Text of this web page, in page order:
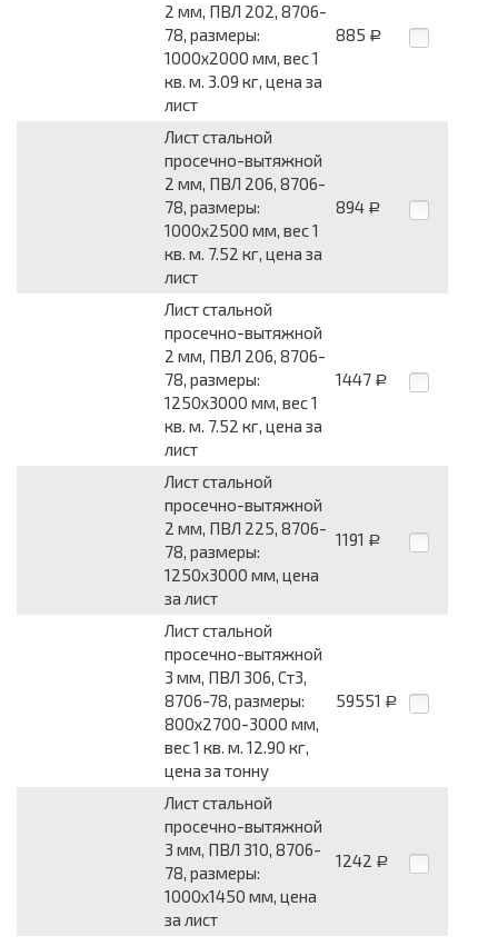
2 мм, ПВЛ 202, 8706-
78, размеры:
1000x2000 мм, вес 1
кв. м. 3.09 кг, цена за
лист
885 Р
Лист стальной
просечно-вытяжной
2 мм, ПВЛ 206, 8706-
78, размеры:
1000x2500 мм, вес 1
кв. м. 7.52 кг, цена за
лист
894 Р
Лист стальной
просечно-вытяжной
2 мм, ПВЛ 206, 8706-
78, размеры:
1250x3000 мм, вес 1
кв. м. 7.52 кг, цена за
лист
1447 Р
Лист стальной
просечно-вытяжной
2 мм, ПВЛ 225, 8706-
78, размеры:
1250x3000 мм, цена
за лист
1191 Р
Лист стальной
просечно-вытяжной
3 мм, ПВЛ 306, Ст3,
8706-78, размеры:
800x2700-3000 мм,
вес 1 кв. м. 12.90 кг,
цена за тонну
59551 Р
Лист стальной
просечно-вытяжной
3 мм, ПВЛ 310, 8706-
78, размеры:
1000x1450 мм, цена
за лист
1242 Р